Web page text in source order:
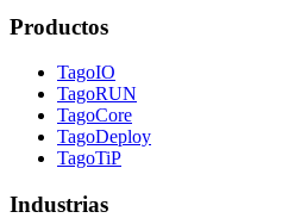
Productos
TagoIO
TagoRUN
TagoCore
TagoDeploy
TagoTiP
Industrias